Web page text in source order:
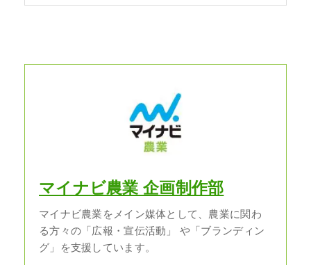
マイナビ農業 企画制作部
マイナビ農業をメイン媒体として、農業に関わ
る方々の「広報・宣伝活動」 や「ブランディン
グ」を支援しています。